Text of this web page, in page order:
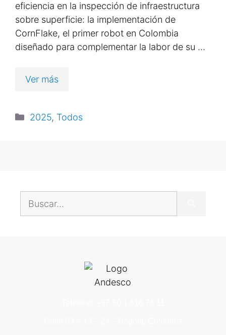
eficiencia en la inspección de infraestructura
sobre superficie: la implementación de
CornFlake, el primer robot en Colombia
diseñado para complementar la labor de su …
Ver más
2025, Todos